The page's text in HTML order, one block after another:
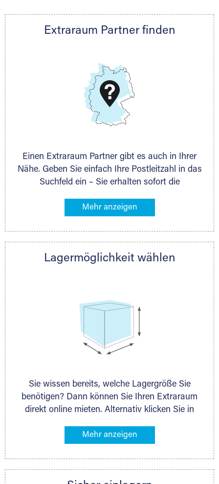
Telefon:+49 6145 5442 - 404
DMG Aktiengesellschaft
www.dmg-ag.com
Extraraum Partner finden
Einen Extraraum Partner gibt es auch in Ihrer
Nähe. Geben Sie einfach Ihre Postleitzahl in das
Suchfeld ein – Sie erhalten sofort die
Lagermöglichkeiten in Ihrer Nähe. An zahlreichen
direkt online mieten. Gibt es Extraraum noch
nächstgelegenen Partner und besprechen alles
Lagermöglichkeit wählen
Sie wissen bereits, welche Lagergröße Sie
benötigen? Dann können Sie Ihren Extraraum
direkt online mieten. Alternativ klicken Sie in
Gegenstände an, die Sie einlagern möchten –
ermittelt. Natürlich steht Ihnen Ihr Extraraum